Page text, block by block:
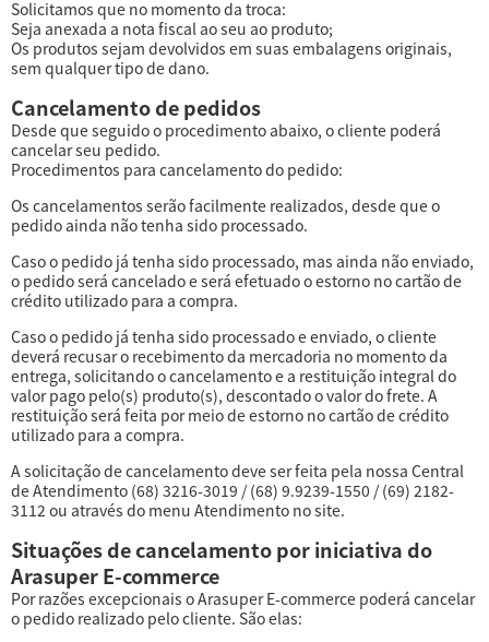
Solicitamos que no momento da troca:
Seja anexada a nota fiscal ao seu ao produto;
Os produtos sejam devolvidos em suas embalagens originais,
sem qualquer tipo de dano.
Cancelamento de pedidos
Desde que seguido o procedimento abaixo, o cliente poderá
cancelar seu pedido.
Procedimentos para cancelamento do pedido:
Os cancelamentos serão facilmente realizados, desde que o
pedido ainda não tenha sido processado.
Caso o pedido já tenha sido processado, mas ainda não enviado,
o pedido será cancelado e será efetuado o estorno no cartão de
crédito utilizado para a compra.
Caso o pedido já tenha sido processado e enviado, o cliente
deverá recusar o recebimento da mercadoria no momento da
entrega, solicitando o cancelamento e a restituição integral do
valor pago pelo(s) produto(s), descontado o valor do frete. A
restituição será feita por meio de estorno no cartão de crédito
utilizado para a compra.
A solicitação de cancelamento deve ser feita pela nossa Central
de Atendimento (68) 3216-3019 / (68) 9.9239-1550 / (69) 2182-
3112 ou através do menu Atendimento no site.
Situações de cancelamento por iniciativa do
Arasuper E-commerce
Por razões excepcionais o Arasuper E-commerce poderá cancelar
o pedido realizado pelo cliente. São elas: